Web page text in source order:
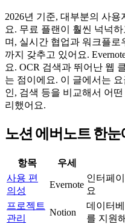
2026년 기준, 대부분의 사용
요. 무료 플랜이 훨씬 넉넉
며, 실시간 협업과 워크플
까지 갖추고 있어요.
요. OCR 검색과 뛰어난 웹
는 점이에요. 이 글에서는
인, 검색 등을 비교해서 어
리했어요.
노션 에버노트 한눈
항목 우세
사용 편
의성
Evernote
인터페
요
프로젝트
관리
Notion
데이터
를 지원